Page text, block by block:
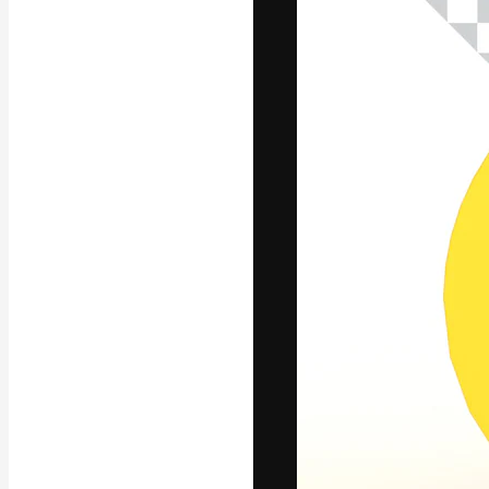
La plateforme
vos meilleurs
d’abonnés :